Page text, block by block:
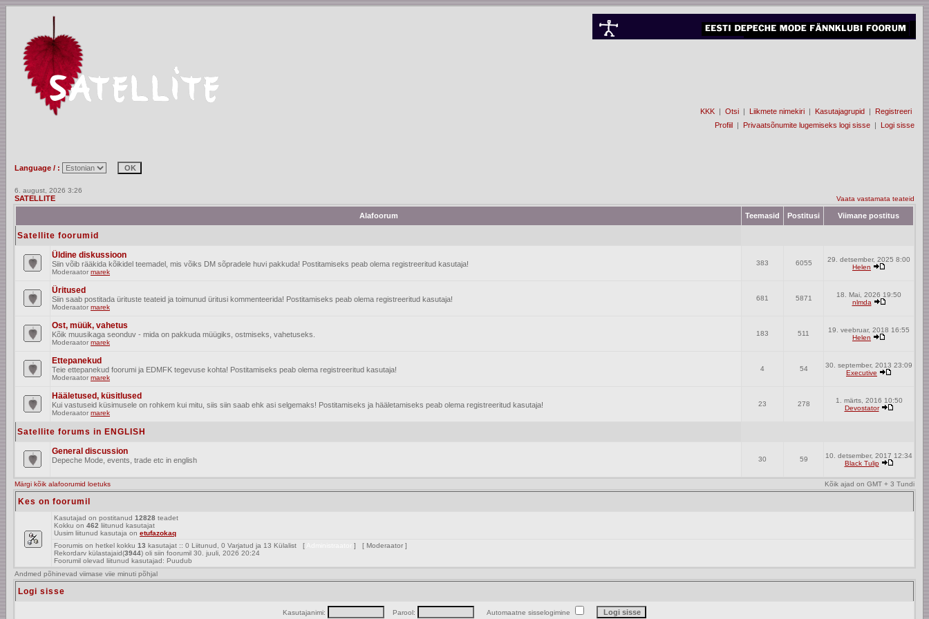
KKK | Otsi | Liikmete nimekiri | Kasutajagrupid | Registreeri
Profiil | Privaatsõnumite lugemiseks logi sisse | Logi sisse
Language / :
6. august, 2026 3:26
SATELLITE Vaata vastamata teateid
Alafoorum Teemasid Postitusi Viimane postitus
Satellite foorumid
Üldine diskussioon
Siin võib rääkida kõikidel teemadel, mis võiks DM sõpradele huvi pakkuda! Postitamiseks peab olema registreeritud kasutaja!
Moderaator marek
383 6055
29. detsember, 2025 8:00
Helen
Üritused
Siin saab postitada ürituste teateid ja toimunud üritusi kommenteerida! Postitamiseks peab olema registreeritud kasutaja!
Moderaator marek
681 5871
18. Mai, 2026 19:50
nlmda
Ost, müük, vahetus
Kõik muusikaga seonduv - mida on pakkuda müügiks, ostmiseks, vahetuseks.
Moderaator marek
183 511
19. veebruar, 2018 16:55
Helen
Ettepanekud
Teie ettepanekud foorumi ja EDMFK tegevuse kohta! Postitamiseks peab olema registreeritud kasutaja!
Moderaator marek
4 54
30. september, 2013 23:09
Executive
Hääletused, küsitlused
Kui vastuseid küsimusele on rohkem kui mitu, siis siin saab ehk asi selgemaks! Postitamiseks ja hääletamiseks peab olema registreeritud kasutaja!
Moderaator marek
23 278
1. märts, 2016 10:50
Devostator
Satellite forums in ENGLISH
General discussion
Depeche Mode, events, trade etc in english 30 59
10. detsember, 2017 12:34
Black Tulip
Märgi kõik alafoorumid loetuks Kõik ajad on GMT + 3 Tundi
Kes on foorumil
Kasutajad on postitanud 12828 teadet
Kokku on 462 liitunud kasutajat
Uusim liitunud kasutaja on etufazokaq
Foorumis on hetkel kokku 13 kasutajat :: 0 Liitunud, 0 Varjatud ja 13 Külalist [ ] [ Moderaator ]
Rekordarv külastajaid(3944) oli siin foorumil 30. juuli, 2026 20:24
Foorumil olevad liitunud kasutajad: Puudub
Andmed põhinevad viimase viie minuti põhjal
Logi sisse
Kasutajanimi: Parool: Automaatne sisselogimine